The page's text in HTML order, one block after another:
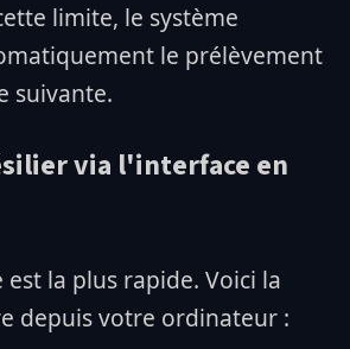
limite, le système
le prélèvement
suivante.
via l'interface en
la plus rapide. Voici la
depuis votre ordinateur :